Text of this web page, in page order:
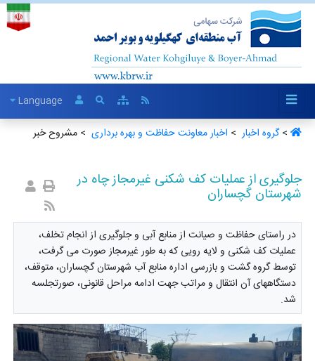
Language
>گروه اخبار ‏ > اخبار معاونت حفاظت و بهره برداری ‏ > مشروح خبر
جلوگیری از عملیات کف شکنی غیرمجاز چاه در
شهرستان گچساران
در راستای حفاظت و صیانت از منابع آبی و جلوگیری از انجام تخلف،
عملیات کف شکنی و لایه رویی که به طور غیرمجاز صورت می گرفت،
توسط گروه گشت و بازرسی اداره منابع آب شهرستان گچساران، متوقف،
دستگاههای آن انتقال و مراتب جهت ادامه مراحل قانونی، صورتجلسه
شد.